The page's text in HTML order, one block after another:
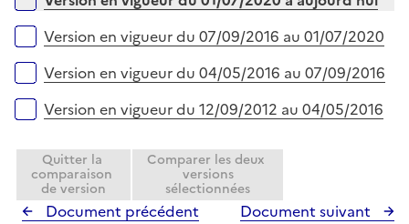
e
p
e
Version en vigueur du 07/09/2016 au 01/07/2020
Version en vigueur du 04/05/2016 au 07/09/2016
Version en vigueur du 12/09/2012 au 04/05/2016
Quitter la
comparaison
de version
Comparer les deux
versions
sélectionnées
Document précédent Document suivant